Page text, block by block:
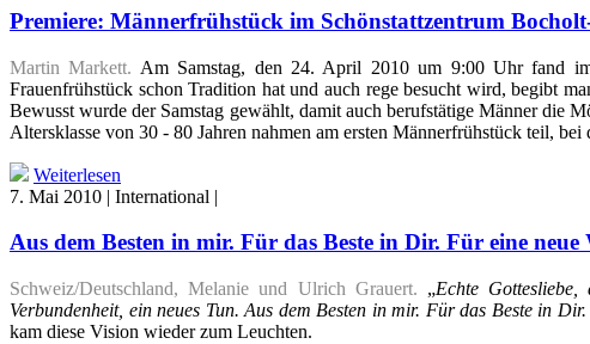
Premiere: Männerfrühstück im Schönstattzentrum
Martin Markett. Am Samstag, den 24. April 2010 um 9:00 Uhr fand im
Frauenfrühstück schon Tradition hat und auch rege besucht wird, begibt
Bewusst wurde der Samstag gewählt, damit auch berufstätige Männer die
Altersklasse von 30 - 80 Jahren nahmen am ersten Männerfrühstück teil,
Weiterlesen
7. Mai 2010 | International |
Aus dem Besten in mir. Für das Beste in Dir. Für eine neue
Schweiz/Deutschland, Melanie und Ulrich Grauert. „Echte
Verbundenheit, ein neues Tun. Aus dem Besten in mir. Für das Beste in
kam diese Vision wieder zum Leuchten.